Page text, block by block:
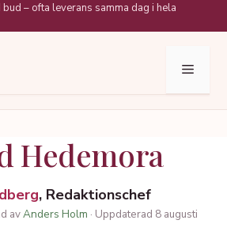
– ofta leverans samma dag i hela
Meny
Hedemora
, Redaktionschef
avAnders Holm · Uppdaterad 8 augusti